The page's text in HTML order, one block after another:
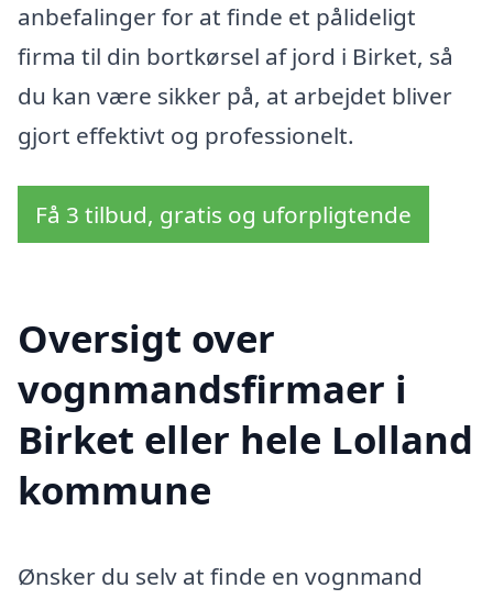
anbefalinger for at finde et pålideligt
firma til din bortkørsel af jord i Birket, så
du kan være sikker på, at arbejdet bliver
gjort effektivt og professionelt.
Få 3 tilbud, gratis og uforpligtende
Oversigt over
vognmandsfirmaer i
Birket eller hele Lolland
kommune
Ønsker du selv at finde en vognmand